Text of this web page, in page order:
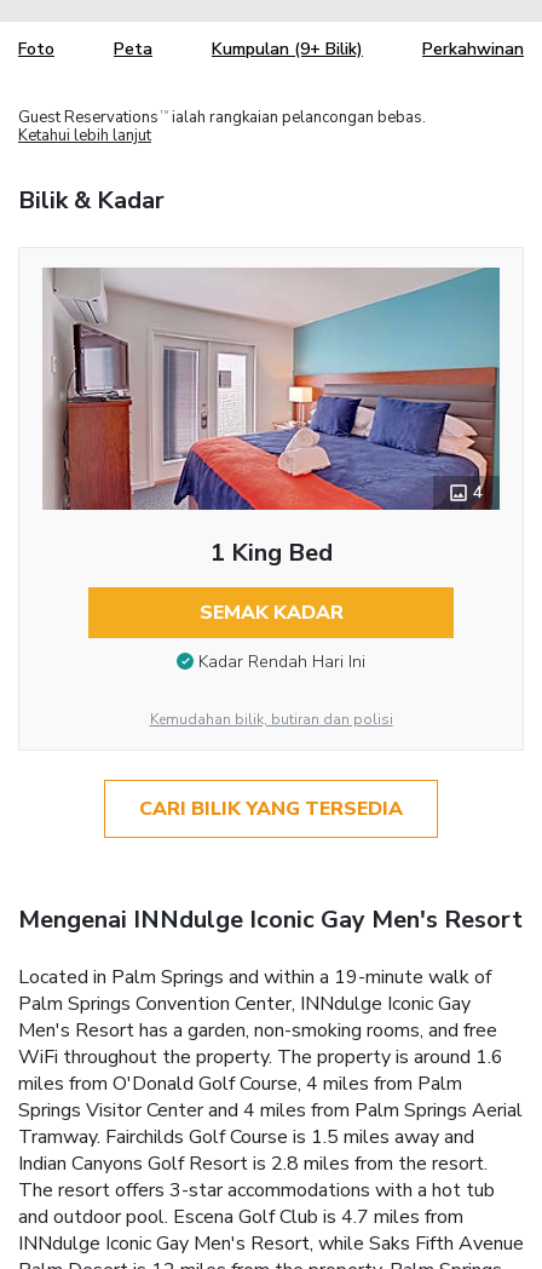
Foto Peta Kumpulan (9+ Bilik) Perkahwinan
Guest Reservations TM ialah rangkaian pelancongan bebas.
Ketahui lebih lanjut
Bilik & Kadar
4
1 King Bed
SEMAK KADAR
Kadar Rendah Hari Ini
Kemudahan bilik, butiran dan polisi
CARI BILIK YANG TERSEDIA
Mengenai INNdulge Iconic Gay Men's Resort
Located in Palm Springs and within a 19-minute walk of
Palm Springs Convention Center, INNdulge Iconic Gay
Men's Resort has a garden, non-smoking rooms, and free
WiFi throughout the property. The property is around 1.6
miles from O'Donald Golf Course, 4 miles from Palm
Springs Visitor Center and 4 miles from Palm Springs Aerial
Tramway. Fairchilds Golf Course is 1.5 miles away and
Indian Canyons Golf Resort is 2.8 miles from the resort.
The resort offers 3-star accommodations with a hot tub
and outdoor pool. Escena Golf Club is 4.7 miles from
INNdulge Iconic Gay Men's Resort, while Saks Fifth Avenue